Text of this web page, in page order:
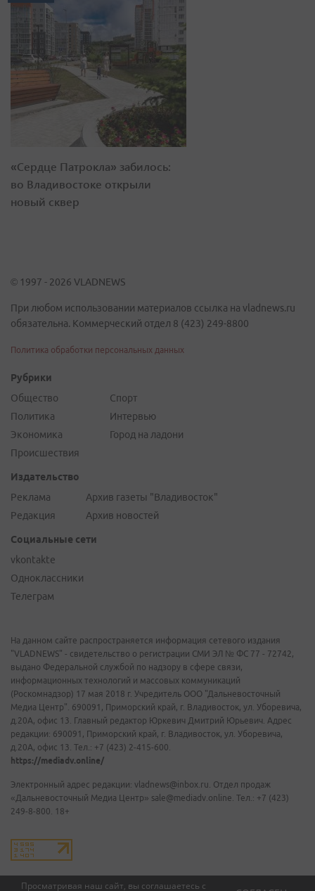
Просматривая наш сайт, вы соглашаетесь с
«Сердце Патрокла» забилось:
во Владивостоке открыли
новый сквер
© 1997 - 2026 VLADNEWS
При любом использовании материалов ссылка на vladnews.ru
обязательна. Коммерческий отдел 8 (423) 249-8800
Политика обработки персональных данных
Рубрики
Общество
Политика
Экономика
Происшествия
Спорт
Интервью
Город на ладони
Издательство
Реклама
Редакция
Архив газеты "Владивосток"
Архив новостей
Социальные сети
vkontakte
Одноклассники
Телеграм
На данном сайте распространяется информация сетевого издания
"VLADNEWS" - свидетельство о регистрации СМИ ЭЛ № ФС 77 - 72742,
выдано Федеральной службой по надзору в сфере связи,
информационных технологий и массовых коммуникаций
(Роскомнадзор) 17 мая 2018 г. Учредитель ООО "Дальневосточный
Медиа Центр". 690091, Приморский край, г. Владивосток, ул. Уборевича,
д.20А, офис 13. Главный редактор Юркевич Дмитрий Юрьевич. Адрес
редакции: 690091, Приморский край, г. Владивосток, ул. Уборевича,
д.20А, офис 13. Тел.: +7 (423) 2-415-600.
https://mediadv.online/
Электронный адрес редакции: vladnews@inbox.ru. Отдел продаж
«Дальневосточный Медиа Центр» sale@mediadv.online. Тел.: +7 (423)
249-8-800. 18+